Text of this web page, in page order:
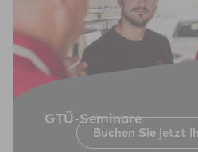
GTÜ-Semi­nare
Buchen Sie jetzt